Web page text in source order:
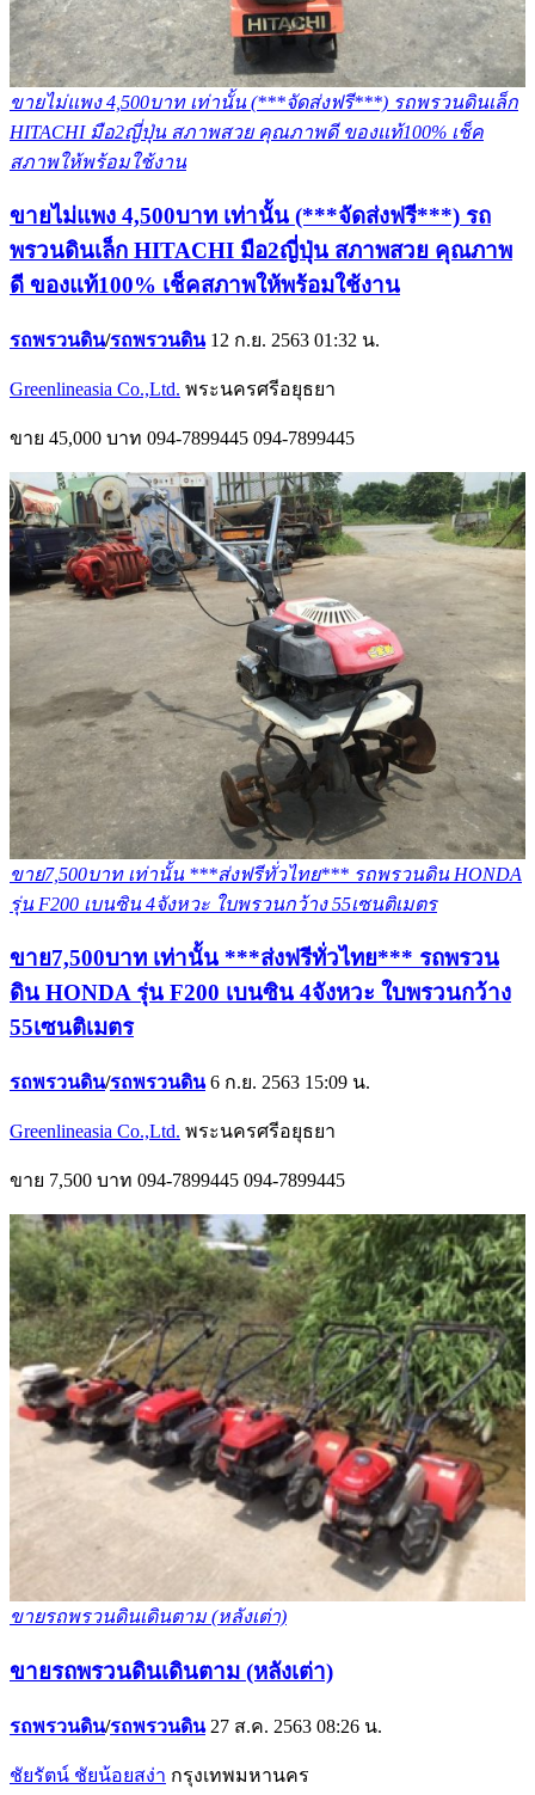
ขายไม่แพง 4,500บาท เท่านั้น (***จัดส่งฟรี***) รถพรวนดินเล็ก
HITACHI มือ2ญี่ปุ่น สภาพสวย คุณภาพดี ของแท้100% เช็ค
สภาพให้พร้อมใช้งาน
ขายไม่แพง 4,500บาท เท่านั้น (***จัดส่งฟรี***) รถ
พรวนดินเล็ก HITACHI มือ2ญี่ปุ่น สภาพสวย คุณภาพ
ดี ของแท้100% เช็คสภาพให้พร้อมใช้งาน
รถพรวนดิน/รถพรวนดิน 12 ก.ย. 2563 01:32 น.
Greenlineasia Co.,Ltd. พระนครศรีอยุธยา
ขาย 45,000 บาท 094-7899445 094-7899445
ขาย7,500บาท เท่านั้น ***ส่งฟรีทั่วไทย*** รถพรวนดิน HONDA
รุ่น F200 เบนซิน 4จังหวะ ใบพรวนกว้าง 55เซนติเมตร
ขาย7,500บาท เท่านั้น ***ส่งฟรีทั่วไทย*** รถพรวน
ดิน HONDA รุ่น F200 เบนซิน 4จังหวะ ใบพรวนกว้าง
55เซนติเมตร
รถพรวนดิน/รถพรวนดิน 6 ก.ย. 2563 15:09 น.
Greenlineasia Co.,Ltd. พระนครศรีอยุธยา
ขาย 7,500 บาท 094-7899445 094-7899445
ขายรถพรวนดินเดินตาม (หลังเต่า)
ขายรถพรวนดินเดินตาม (หลังเต่า)
รถพรวนดิน/รถพรวนดิน 27 ส.ค. 2563 08:26 น.
ชัยรัตน์ ชัยน้อยสง่า กรุงเทพมหานคร